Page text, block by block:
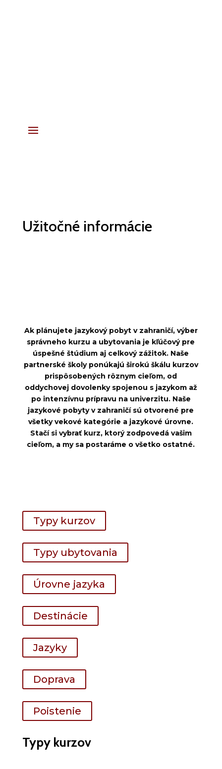
Užitočné informácie
Ak plánujete jazykový pobyt v zahraničí, výber
správneho kurzu a ubytovania je kľúčový pre
úspešné štúdium aj celkový zážitok. Naše
partnerské školy ponúkajú širokú škálu kurzov
prispôsobených rôznym cieľom, od
oddychovej dovolenky spojenou s jazykom až
po intenzívnu prípravu na univerzitu. Naše
jazykové pobyty v zahraničí sú otvorené pre
všetky vekové kategórie a jazykové úrovne.
Stačí si vybrať kurz, ktorý zodpovedá vašim
cieľom, a my sa postaráme o všetko ostatné.
Typy kurzov
Typy ubytovania
Úrovne jazyka
Destinácie
Jazyky
Doprava
Poistenie
Typy kurzov